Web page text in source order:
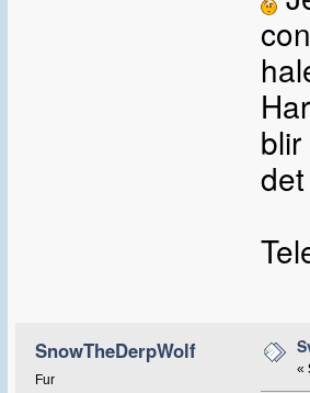
SnowTheDerpWolf
Fur
«